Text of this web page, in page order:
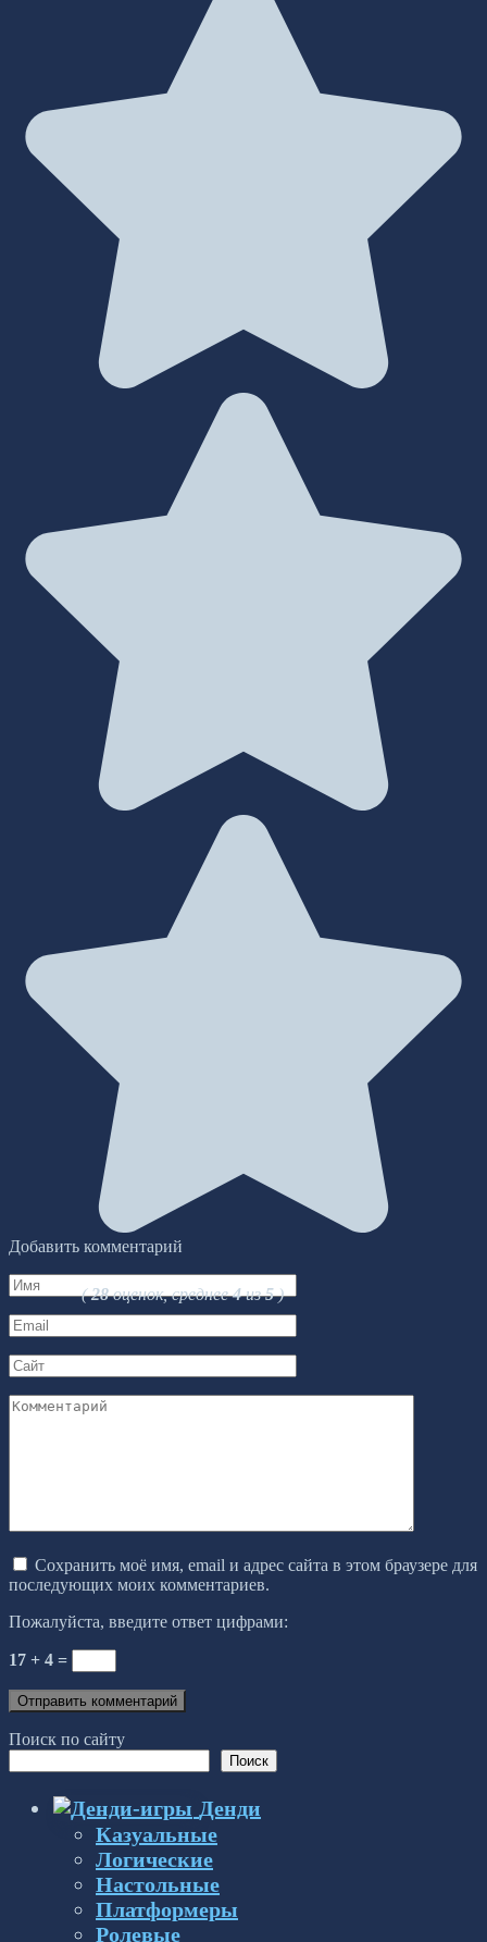
(28оценок, среднее4из5)
Добавить комментарий
Имя
*
Email
*
Сайт
Комментарий
Сохранить моё имя, email и адрес сайта в этом браузере для
последующих моих комментариев.
Пожалуйста, введите ответ цифрами:
17 + 4 =
Поиск по сайту
Поиск
Денди
Казуальные
Логические
Настольные
Платформеры
Ролевые